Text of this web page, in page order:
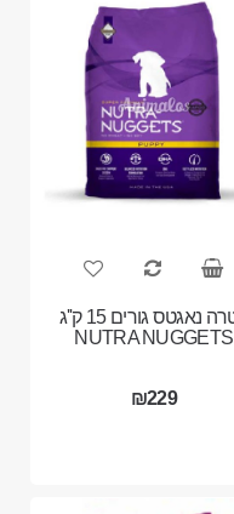
נוטרה נאגטס גורים 15 ק''ג
NUTRA NUGGETS
₪229